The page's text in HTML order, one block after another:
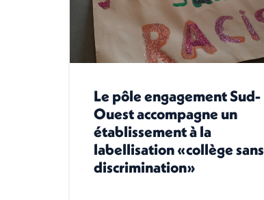
Le pôle engagement Sud-
Ouest accompagne un
établissement à la
labellisation «collège sans
discrimination»